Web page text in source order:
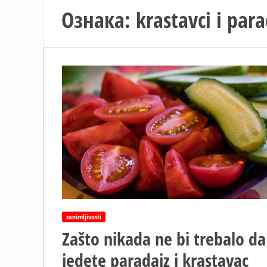
Ознака: krastavci i
zanimljivosti
Zašto nikada ne bi trebalo da
jedete paradajz i krastavac